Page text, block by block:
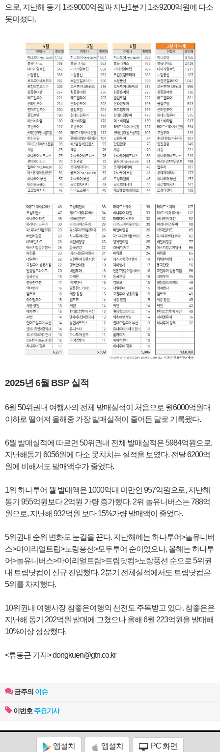
으로, 지난해 동기 1조9000억원과 지난1분기 1조9200억원에 다소
못미쳤다.
2025년 6월 BSP 실적
6월 50위권내 여행사의 전체 발매실적이 처음으로 월6000억원대
이하로 떨어져 올해중 가장 발매실적이 줄어든 달로 기록됐다.
6월 발매실적에 따르면 50위권내 전체 발매실적은 5984억원으로,
지난해동기 6056원에 다소 못치치는 실적을 보였다. 전달 6200억
원에 비해서도 발매액수가 줄었다.
1위 하나투어 월 발매액은 1000억대 미만인 957억원으로, 지난해
동기 955억원보다 2억원 가량 증가했다. 2위 놀유니버스는 788억
원으로, 지난해 932억원 보다 15%가량 발매액이 줄었다.
5위권내 순위 변화도 눈길을 끈다. 지난해에는 하나투어>놀유니버
스>마이리얼트립>노랑풍선>모두투어 순이었으나, 올해는 하나투
어>놀유니버스>마이리얼트립>트립닷컴>노랑풍선 순으로 5위권
내 트립닷컴이 신규 진입했다. 2분기 전체실적에서도 트립닷컴은
5위를 차지했다.
10위권내 여행사장 참좋은여행의 선전도 주목받고 있다. 참좋은은
지난해 동기 202억원 발매에 그쳤으나 올해 6월 223억원을 발매해
10%이상 성장했다.
<류동근 기자> dongkuen@gtn.co.kr
금주의 이슈
이번호주요기사
앱설치 앱설치 PC 화면